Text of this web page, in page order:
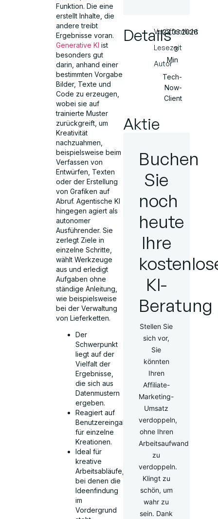
Funktion. Die eine
erstellt Inhalte, die
andere treibt
Ergebnisse voran.
Generative KI ist
besonders gut
darin, anhand einer
bestimmten Vorgabe
Bilder, Texte und
Code zu erzeugen,
wobei sie auf
trainierte Muster
zurückgreift, um
Kreativität
nachzuahmen,
beispielsweise beim
Verfassen von
Entwürfen, Texten
oder der Erstellung
von Grafiken auf
Abruf. Agentische KI
hingegen agiert als
autonomer
Ausführender. Sie
zerlegt Ziele in
einzelne Schritte,
wählt Werkzeuge
aus und erledigt
Aufgaben ohne
ständige Anleitung,
wie beispielsweise
bei der Verwaltung
von Lieferketten.
Der
Schwerpunkt
liegt auf der
Vielfalt der
Ergebnisse,
die sich aus
Datenmustern
ergeben.
Reagiert auf
Benutzereingaben
für einzelne
Kreationen.
Ideal für
kreative
Arbeitsabläufe,
bei denen die
Ideenfindung
im
Vordergrund
DetailsVeröffentlicht
Lesezeit
Autor
23.03.2026
3
Min
Tech-
Now-
Client
Aktie
Buchen
Sie
noch
heute
Ihre
KI-
Beratung
Stellen Sie
sich vor,
Sie
könnten
Ihren
Affiliate-
Marketing-
Umsatz
verdoppeln,
ohne Ihren
Arbeitsaufwand
zu
verdoppeln.
Klingt zu
schön, um
wahr zu
sein. Dank